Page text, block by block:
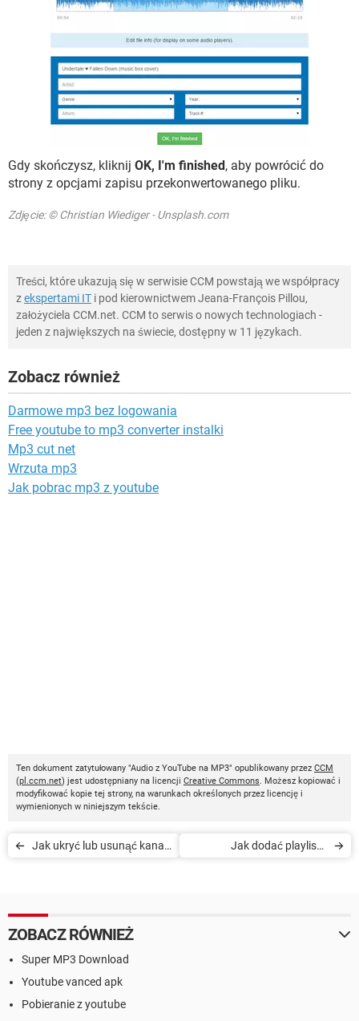
Gdy skończysz, kliknij OK, I'm finished, aby powrócić do
strony z opcjami zapisu przekonwertowanego pliku.
Zdjęcie: © Christian Wiediger - Unsplash.com
Treści, które ukazują się w serwisie CCM powstają we współpracy
zekspertami IT i pod kierownictwem Jeana-François Pillou,
założyciela CCM.net. CCM to serwis o nowych technologiach -
jeden z największych na świecie, dostępny w 11 językach.
Zobacz również
Darmowe mp3 bez logowania
Free youtube to mp3 converter instalki
Mp3 cut net
Wrzuta mp3
Jak pobrac mp3 z youtube
Ten dokument zatytułowany "Audio z YouTube na MP3" opublikowany przez CCM
(pl.ccm.net) jest udostępniany na licencji Creative Commons. Możesz kopiować i
modyfikować kopie tej strony, na warunkach określonych przez licencję i
wymienionych w niniejszym tekście.
Jak ukryć lub usunąć kanał
Jak dodać playlistę
ZOBACZ RÓWNIEŻ
Super MP3 Download
Youtube vanced apk
Pobieranie z youtube